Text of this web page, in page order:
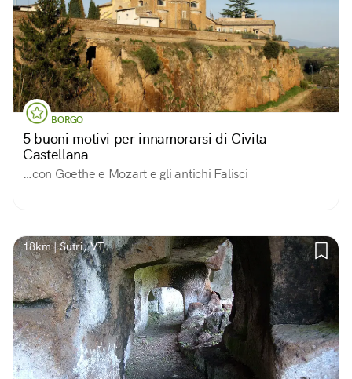
BORGO
5 buoni motivi per innamorarsi di Civita
Castellana
…con Goethe e Mozart e gli antichi Falisci
18km | Sutri, VT